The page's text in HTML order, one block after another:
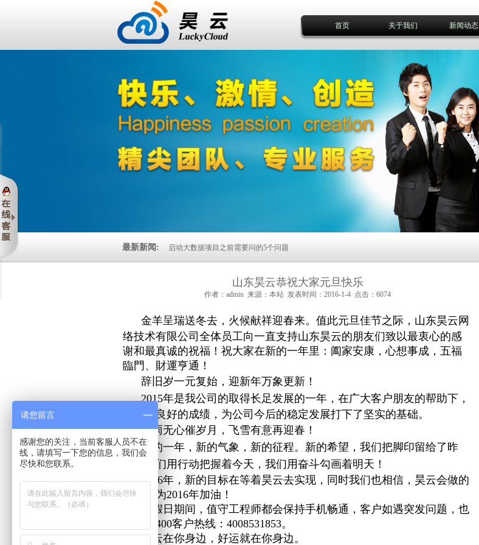
首页 关于我们 新闻动态
最新新闻: 启动大数据项目之前需要问的5个问题
数据高端人才十一项全球最具权威的大数据资质认证
为什么大数据工程师会在2017年越过越滋润？
“新零售”的新能力
关于“大数据”的15条干货思考
如何设计成功而有价值的数据可视化
论数据中心运维工作的提升技巧
数据中心网络布线工程必备七大件
网络钓鱼进化之路
山东昊云恭祝大家元旦快乐
作者：admin 来源：本站 发表时间：2016-1-4 点击：6074
金羊呈瑞送冬去，火候献祥迎春来。 值此元旦佳节之际，山东昊云网
络技术有限公司全体员工向一直支持山东昊云的朋友们致以最衷心的感
谢和最真诚的祝福！祝大家在新的一年里：阖家安康，心想事成， 五福
臨門、財運亨通！
辞旧岁一元复始，迎新年万象更新！
2015年是我公司的取得长足发展的一年，在广大客户朋友的帮助下，
取得了良好的成绩，为公司今后的稳定发展打下了坚实的基础。
风雨无心催岁月，飞雪有意再迎春！
新的一年，新的气象，新的征程。新的希望，我们把脚印留给了昨
天，我们用行动把握着今天，我们用奋斗勾画着明天！
2016年，新的目标在等着昊云去实现，同时我们也相信，昊云会做的
更好，为2016年加油！
节假日期间， 值守工程师都会保持手机畅通，客户如遇突发问题，也
可拨打400客户热线：4008531853。
昊云在你身边，好运就在你身边。
请您留言
感谢您的关注，当前客服人员不在
线，请填写一下您的信息，我们会
尽快和您联系。